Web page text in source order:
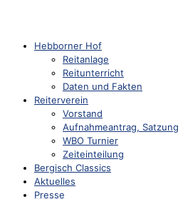
Hebborner Hof
Reitanlage
Reitunterricht
Daten und Fakten
Reiterverein
Vorstand
Aufnahmeantrag,
WBO Turnier
Zeiteinteilung
Bergisch Classics
Aktuelles
Presse